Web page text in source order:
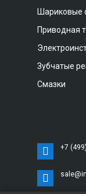
Шариковые
Приводная
Зубчатые
Смазки
+7